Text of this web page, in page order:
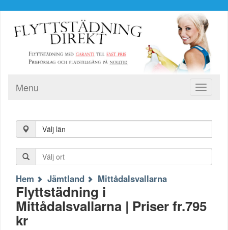
Toggle
Menu
Välj län
Hem Jämtland Mittådalsvallarna
Flyttstädning i
Mittådalsvallarna | Priser fr.795
kr